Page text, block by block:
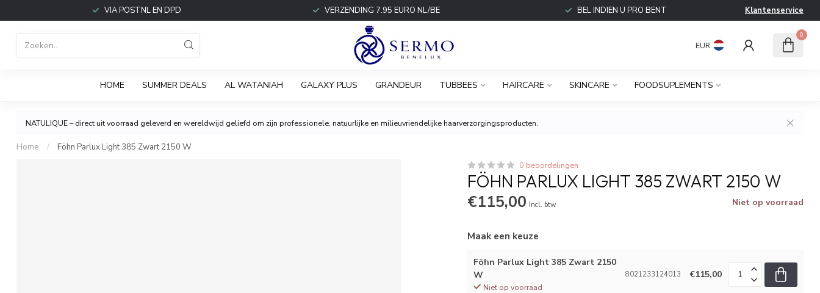
VIA POSTNL EN DPD VERZENDING 7.95 EURO NL/BE BEL INDIEN U PRO BENT Klantenservice
EUR
0
HOME SUMMER DEALS AL WATANIAH GALAXY PLUS GRANDEUR TUBBEES HAIRCARE SKINCARE FOODSUPLEMENTS
NATULIQUE – direct uit voorraad geleverd en wereldwijd geliefd om zijn professionele, natuurlijke en milieuvriendelijke haarverzorgingsproducten.
Home / Föhn Parlux Light 385 Zwart 2150 W
0 beoordelingen
FÖHN PARLUX LIGHT 385 ZWART 2150 W
€115,00 Incl. btw Niet op voorraad
Maak een keuze
Föhn Parlux Light 385 Zwart 2150
W
Niet op voorraad
8021233124013 €115,00